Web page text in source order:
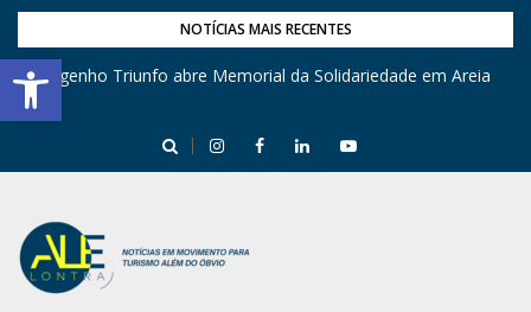
Barra de Ferramentas Aberta
NOTÍCIAS MAIS RECENTES
Engenho Triunfo abre Memorial da Solidariedade em Areia